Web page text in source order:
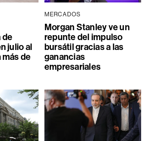
de
julio al
de
MERCADOS
Morgan Stanley ve un
repunte del impulso
bursátil gracias a las
ganancias
empresariales